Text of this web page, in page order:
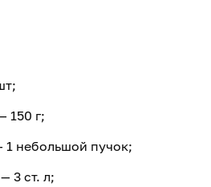
150 г;
1 небольшой пучок;
3 ст. л;